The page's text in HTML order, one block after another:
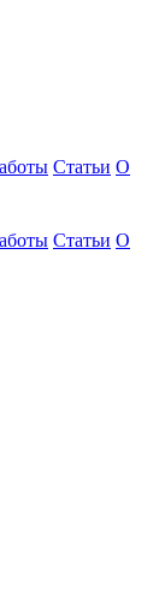
Статьи О
Статьи О